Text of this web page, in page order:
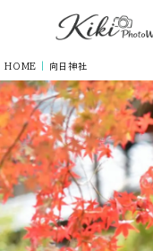
HOME 向日神社